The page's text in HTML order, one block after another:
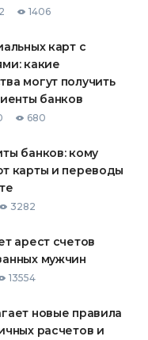
ПОЛИСЫ
1406
карт с
какие
могут получить
банков
680
банков: кому
карты и переводы
3282
арест счетов
мужчин
13554
новые правила
расчетов и